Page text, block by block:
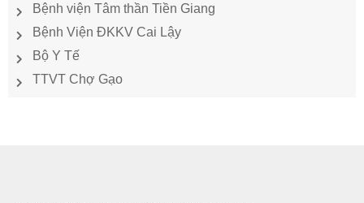
Bệnh viện Tâm thần Tiền Giang
Bệnh Viện ĐKKV Cai Lậy
Bộ Y Tế
TTVT Chợ Gạo